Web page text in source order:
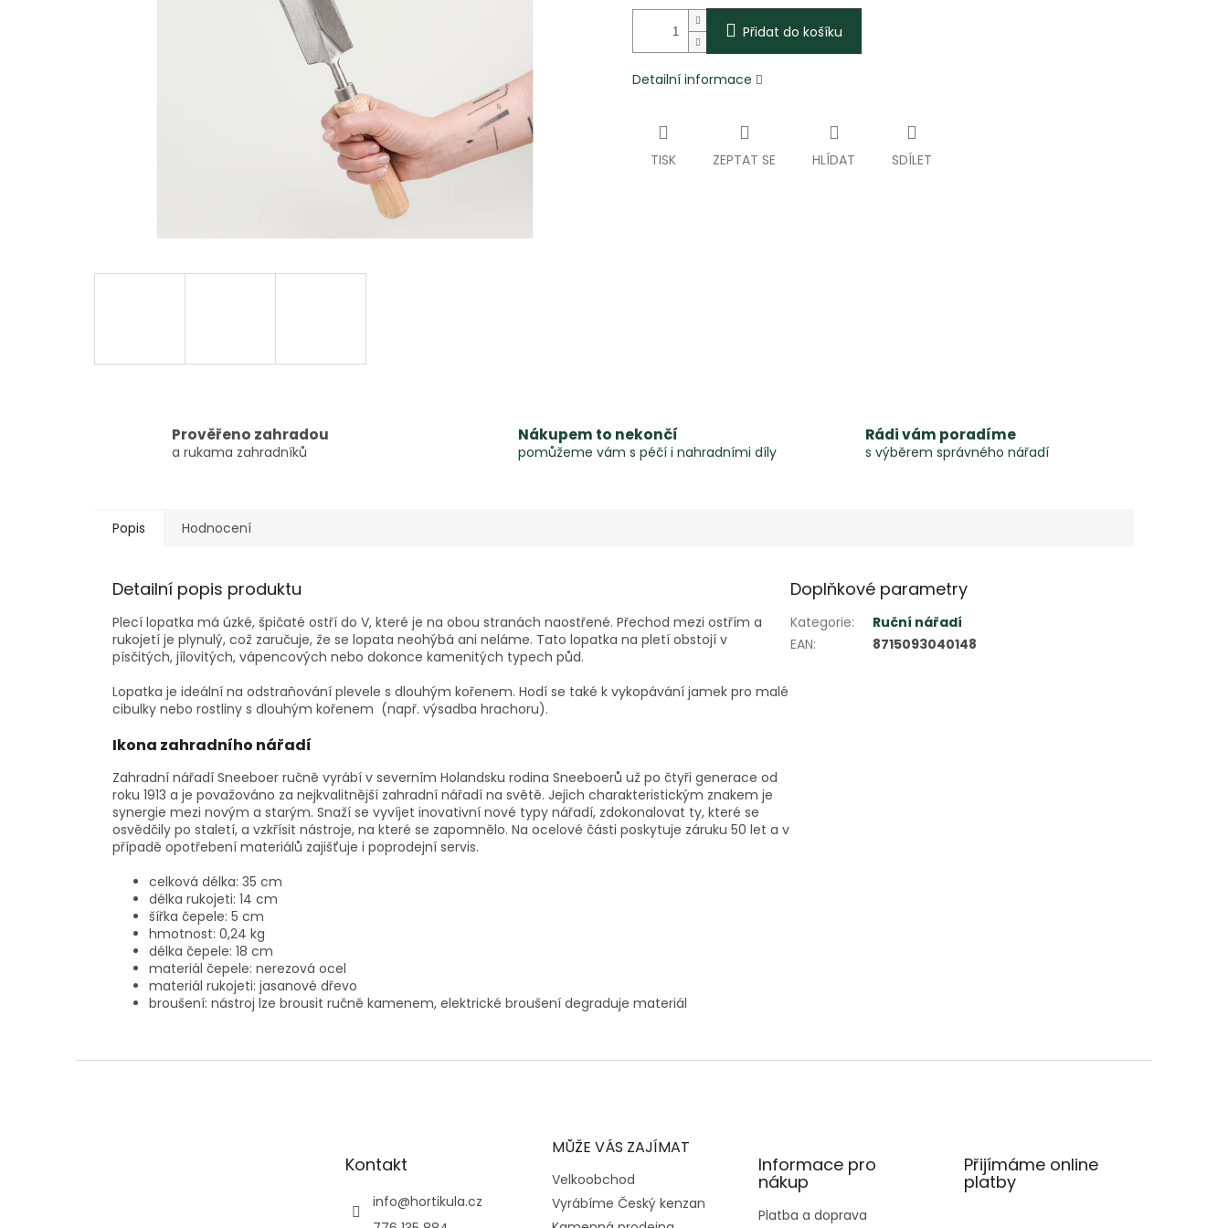
Přidat do košíku
Detailní informace
TISK ZEPTAT SE HLÍDAT SDÍLET
Prověřeno zahradou
a rukama zahradníků
Nákupem to nekončí
pomůžeme vám s péčí i nahradními díly
Rádi vám poradíme
s výběrem správného nářadí
Popis Hodnocení
Detailní popis produktu
Plecí lopatka má úzké, špičaté ostří do V, které je na obou stranách naostřené. Přechod mezi ostřím a
rukojetí je plynulý, což zaručuje, že se lopata neohýbá ani neláme. Tato lopatka na pletí obstojí v
písčitých, jílovitých, vápencových nebo dokonce kamenitých typech půd.
Lopatka je ideální na odstraňování plevele s dlouhým kořenem. Hodí se také k vykopávání jamek pro malé
cibulky nebo rostliny s dlouhým kořenem (např. výsadba hrachoru).
Ikona zahradního nářadí
Zahradní nářadí Sneeboer ručně vyrábí v severním Holandsku rodina Sneeboerů už po čtyři generace od
roku 1913 a je považováno za nejkvalitnější zahradní nářadí na světě. Jejich charakteristickým znakem je
synergie mezi novým a starým. Snaží se vyvíjet inovativní nové typy nářadí, zdokonalovat ty, které se
osvědčily po staletí, a vzkřísit nástroje, na které se zapomnělo. Na ocelové části poskytuje záruku 50 let a v
případě opotřebení materiálů zajišťuje i poprodejní servis.
celková délka: 35 cm
délka rukojeti: 14 cm
šířka čepele: 5 cm
hmotnost: 0,24 kg
délka čepele: 18 cm
materiál čepele: nerezová ocel
materiál rukojeti: jasanové dřevo
broušení: nástroj lze brousit ručně kamenem, elektrické broušení degraduje materiál
Doplňkové parametry
Kategorie:
Ruční nářadí
EAN: 8715093040148
Kontakt
info@hortikula.cz
MŮŽE VÁS ZAJÍMAT
Velkoobchod
Vyrábíme Český kenzan
Informace pro
nákup
Platba a doprava
Přijímáme online
platby